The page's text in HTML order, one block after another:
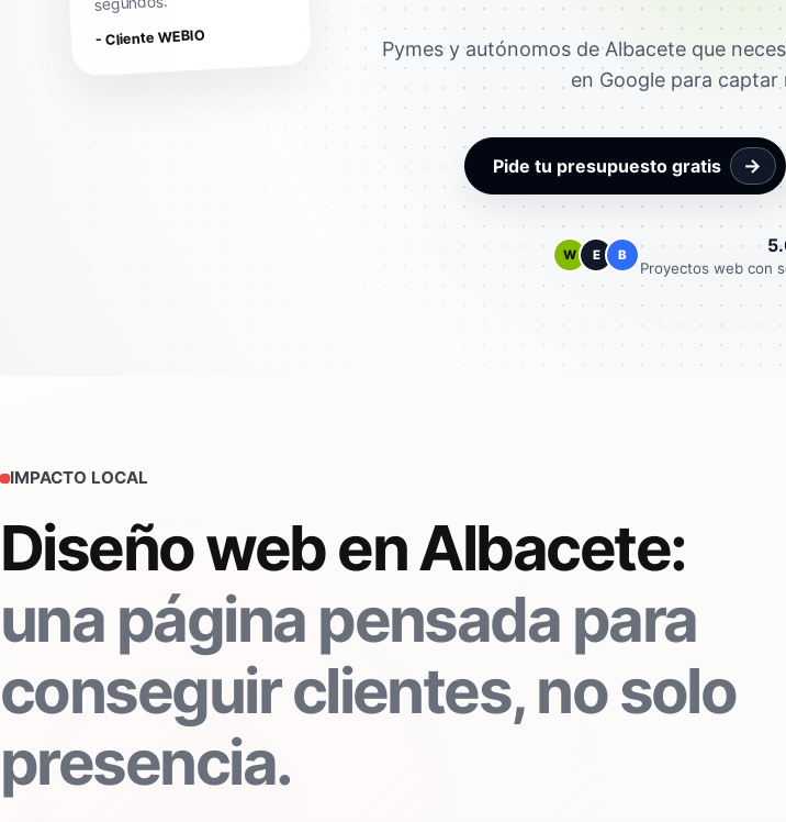
- Cliente WEBIO
Pymes y autónomos de Albacete que
en Google para captar
Pide tu presupuesto gratis →
W E B
Proyectos web con
IMPACTO LOCAL
Diseño web en Albacete:
una página pensada para
conseguir clientes, no solo
presencia.